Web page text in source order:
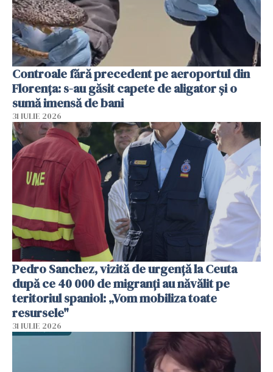
Controale fără precedent pe aeroportul din
Florența: s-au găsit capete de aligator și o
sumă imensă de bani
31 IULIE 2026
Pedro Sanchez, vizită de urgență la Ceuta
după ce 40 000 de migranți au năvălit pe
teritoriul spaniol: „Vom mobiliza toate
resursele"
31 IULIE 2026